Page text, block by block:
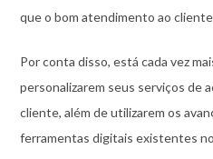
que o bom atendimento ao
Por conta disso, está cada vez
personalizarem seus serviços de
cliente, além de utilizarem os
ferramentas digitais existentes